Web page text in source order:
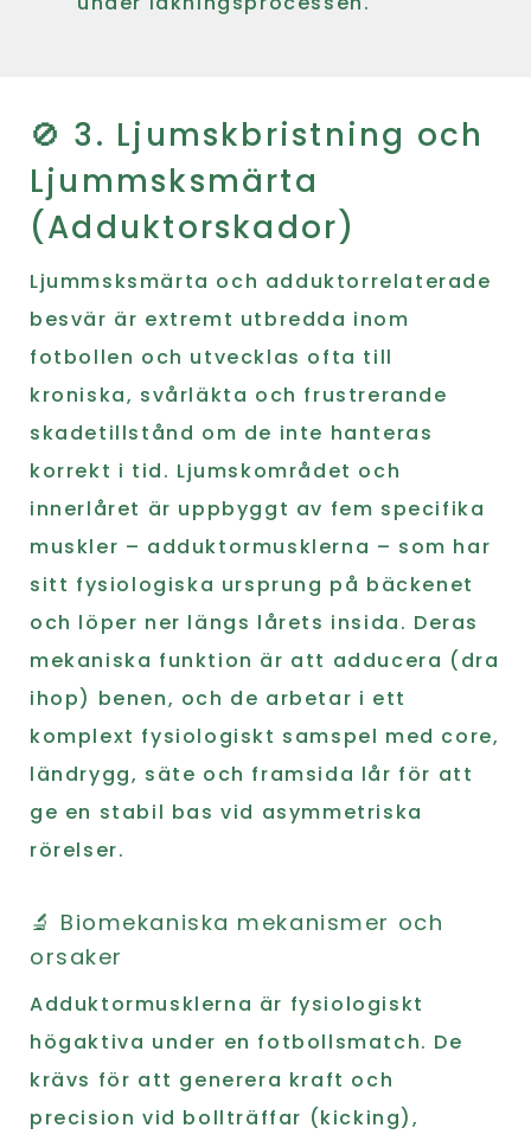
🚫 3. Ljumskbristning och
Ljummsksmärta
(Adduktorskador)
Ljummsksmärta och adduktorrelaterade
besvär är extremt utbredda inom
fotbollen och utvecklas ofta till
kroniska, svårläkta och frustrerande
skadetillstånd om de inte hanteras
korrekt i tid. Ljumskområdet och
innerlåret är uppbyggt av fem specifika
muskler – adduktormusklerna – som har
sitt fysiologiska ursprung på bäckenet
och löper ner längs lårets insida. Deras
mekaniska funktion är att adducera (dra
ihop) benen, och de arbetar i ett
komplext fysiologiskt samspel med core,
ländrygg, säte och framsida lår för att
ge en stabil bas vid asymmetriska
rörelser.
🔬 Biomekaniska mekanismer och
orsaker
Adduktormusklerna är fysiologiskt
högaktiva under en fotbollsmatch. De
krävs för att generera kraft och
precision vid bollträffar (kicking),